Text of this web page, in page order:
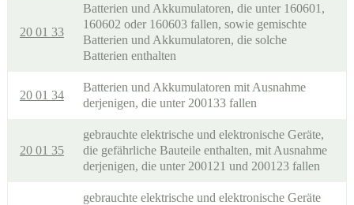
20 01 33
Batterien und Akkumulatoren, die unter 160601,
160602 oder 160603 fallen, sowie gemischte
Batterien und Akkumulatoren, die solche
Batterien enthalten
20 01 34
Batterien und Akkumulatoren mit Ausnahme
derjenigen, die unter 200133 fallen
20 01 35
gebrauchte elektrische und elektronische Geräte,
die gefährliche Bauteile enthalten, mit Ausnahme
derjenigen, die unter 200121 und 200123 fallen
gebrauchte elektrische und elektronische Geräte